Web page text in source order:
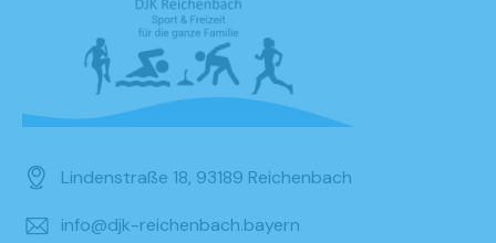
Lindenstraße 18, 93189 Reichenbach
info@djk-reichenbach.bayern